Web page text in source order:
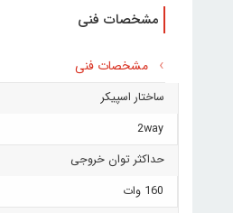
مشخصات فنی
مشخصات فنی
ساختار اسپیکر
2way
حداکثر توان خروجی
160 وات